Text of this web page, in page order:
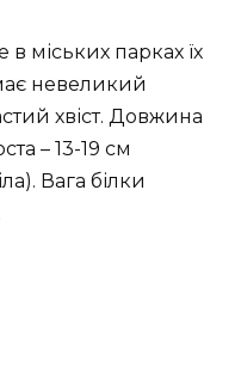
в міських парках їх
невеликий
хвіст. Довжина
– 13-19 см
Вага білки